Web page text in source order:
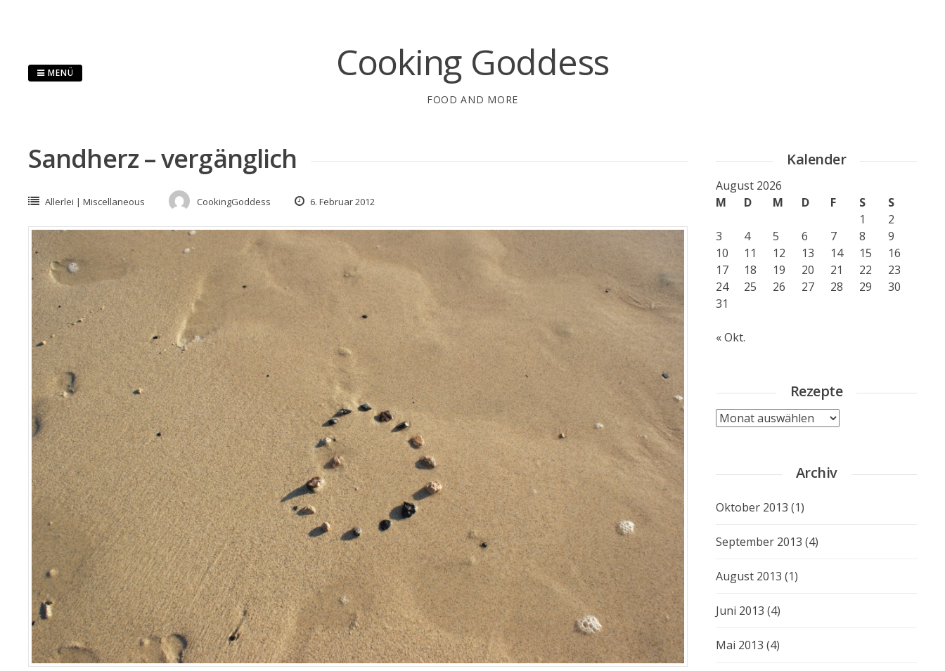
Cooking Goddess
FOOD AND MORE
MENÜ
Sandherz – vergänglich
Allerlei | Miscellaneous CookingGoddess 6. Februar 2012
Kalender
August 2026
M
D M D F S
S
1
2
3
4 5 6 7 8
9
10
11 12 13 14 15
16
17
18 19 20 21 22
23
24
25 26 27 28 29
30
31
« Okt.
Rezepte
Rezepte
Archiv
Oktober 2013 (1)
September 2013 (4)
August 2013 (1)
Juni 2013 (4)
Mai 2013 (4)